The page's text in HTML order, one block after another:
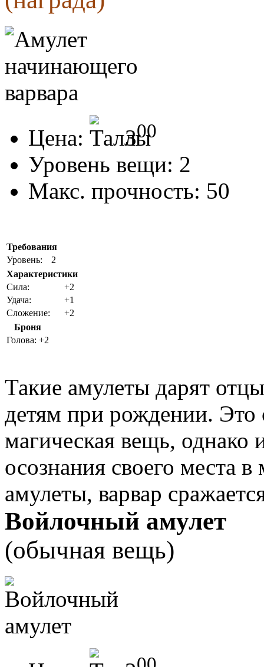
Цена: 300
Уровень вещи: 2
Макс. прочность: 50
Требования
Уровень:
2
Характеристики
Cила:
+2
Удача:
+1
Сложение:
+2
Броня
Голова: +2
Такие амулеты дарят
детям при рождении. Это
магическая вещь, однако
осознания своего места
амулеты, варвар
Войлочный амулет
(обычная вещь)